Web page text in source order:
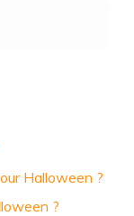
Halloween ?
?